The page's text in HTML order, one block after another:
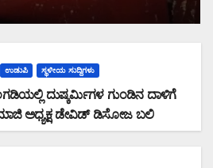
ಉಡುಪಿ ಸ್ಥಳೀಯ ಸುದ್ದಿಗಳು
ದುಷ್ಕರ್ಮಿಗಳ ಗುಂಡಿನ ದಾಳಿಗೆ
ಅಧ್ಯಕ್ಷ ಡೇವಿಡ್ ಡಿಸೋಜ ಬಲಿ